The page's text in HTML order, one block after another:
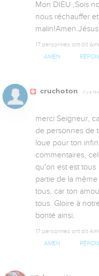
Mon DIEU ,Sois
nous réchauffer
17 personnes ont dit
AMEN
cruchoton Il y a 13
merci Seigneur,
de personnes de
loue pour ton
commentaires,
qu'on est est tous
partie de la
tous, car ton
tous. Gloire à
bonté ainsi.
17 personnes ont dit
AMEN